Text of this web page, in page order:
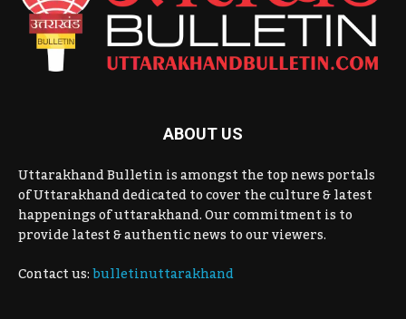
ABOUT US
Uttarakhand Bulletin is amongst the top news portals
of Uttarakhand dedicated to cover the culture & latest
happenings of uttarakhand. Our commitment is to
provide latest & authentic news to our viewers.
Contact us:bulletinuttarakhand